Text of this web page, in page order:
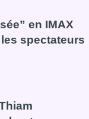
de la Senne et
en IMAX
spectateurs
en IMAX